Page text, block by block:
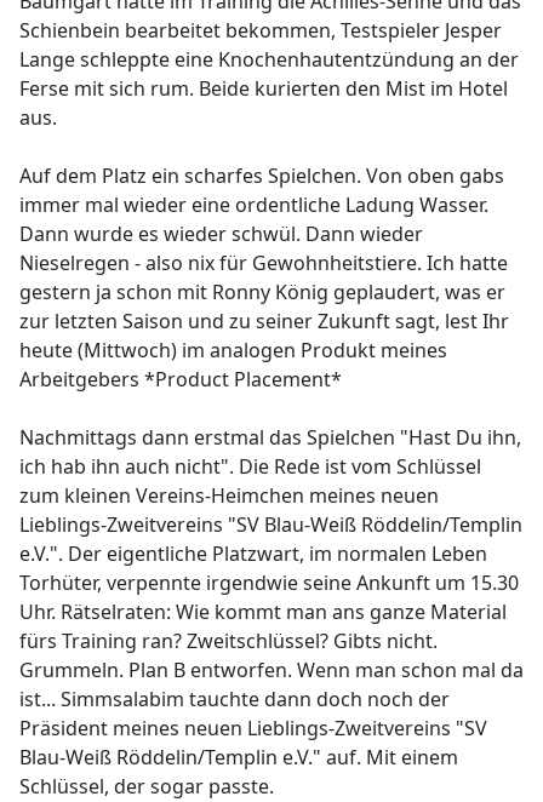
Schienbein bearbeitet bekommen, Testspieler Jesper
Lange schleppte eine Knochenhautentzündung an der
Ferse mit sich rum. Beide kurierten den Mist im Hotel
aus.
Auf dem Platz ein scharfes Spielchen. Von oben gabs
immer mal wieder eine ordentliche Ladung Wasser.
Dann wurde es wieder schwül. Dann wieder
Nieselregen - also nix für Gewohnheitstiere. Ich hatte
gestern ja schon mit Ronny König geplaudert, was er
zur letzten Saison und zu seiner Zukunft sagt, lest Ihr
heute (Mittwoch) im analogen Produkt meines
Arbeitgebers *Product Placement*
Nachmittags dann erstmal das Spielchen "Hast Du ihn,
ich hab ihn auch nicht". Die Rede ist vom Schlüssel
zum kleinen Vereins-Heimchen meines neuen
Lieblings-Zweitvereins "SV Blau-Weiß Röddelin/Templin
e.V.". Der eigentliche Platzwart, im normalen Leben
Torhüter, verpennte irgendwie seine Ankunft um 15.30
Uhr. Rätselraten: Wie kommt man ans ganze Material
fürs Training ran? Zweitschlüssel? Gibts nicht.
Grummeln. Plan B entworfen. Wenn man schon mal da
ist... Simmsalabim tauchte dann doch noch der
Präsident meines neuen Lieblings-Zweitvereins "SV
Blau-Weiß Röddelin/Templin e.V." auf. Mit einem
Schlüssel, der sogar passte.